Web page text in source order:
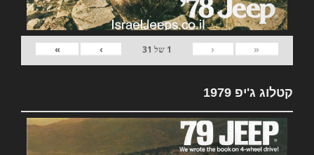
«
‹
1 של 31
›
»
קטלוג ג'יפ 1979